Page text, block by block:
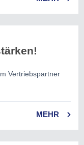
Vertriebspartner
MEHR